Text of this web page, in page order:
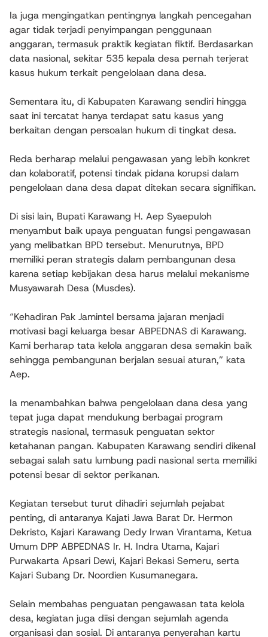
Ia juga mengingatkan pentingnya langkah pencegahan
agar tidak terjadi penyimpangan penggunaan
anggaran, termasuk praktik kegiatan fiktif. Berdasarkan
data nasional, sekitar 535 kepala desa pernah terjerat
kasus hukum terkait pengelolaan dana desa.
Sementara itu, di Kabupaten Karawang sendiri hingga
saat ini tercatat hanya terdapat satu kasus yang
berkaitan dengan persoalan hukum di tingkat desa.
Reda berharap melalui pengawasan yang lebih konkret
dan kolaboratif, potensi tindak pidana korupsi dalam
pengelolaan dana desa dapat ditekan secara signifikan.
Di sisi lain, Bupati Karawang H. Aep Syaepuloh
menyambut baik upaya penguatan fungsi pengawasan
yang melibatkan BPD tersebut. Menurutnya, BPD
memiliki peran strategis dalam pembangunan desa
karena setiap kebijakan desa harus melalui mekanisme
Musyawarah Desa (Musdes).
“Kehadiran Pak Jamintel bersama jajaran menjadi
motivasi bagi keluarga besar ABPEDNAS di Karawang.
Kami berharap tata kelola anggaran desa semakin baik
sehingga pembangunan berjalan sesuai aturan,” kata
Aep.
Ia menambahkan bahwa pengelolaan dana desa yang
tepat juga dapat mendukung berbagai program
strategis nasional, termasuk penguatan sektor
ketahanan pangan. Kabupaten Karawang sendiri dikenal
sebagai salah satu lumbung padi nasional serta memiliki
potensi besar di sektor perikanan.
Kegiatan tersebut turut dihadiri sejumlah pejabat
penting, di antaranya Kajati Jawa Barat Dr. Hermon
Dekristo, Kajari Karawang Dedy Irwan Virantama, Ketua
Umum DPP ABPEDNAS Ir. H. Indra Utama, Kajari
Purwakarta Apsari Dewi, Kajari Bekasi Semeru, serta
Kajari Subang Dr. Noordien Kusumanegara.
Selain membahas penguatan pengawasan tata kelola
desa, kegiatan juga diisi dengan sejumlah agenda
organisasi dan sosial. Di antaranya penyerahan kartu